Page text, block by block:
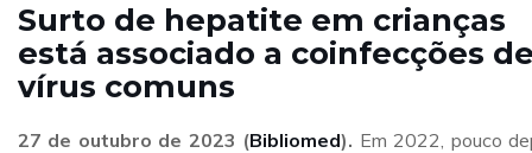
Surto de hepatite em crianças
está associado a coinfecções
vírus comuns
27 de outubro de 2023 (Bibliomed). Em 2022, pouco